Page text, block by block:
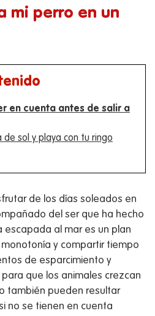
mi perro en un
en cuenta antes de salir a
de sol y playa con tu ringo
de los días soleados en
del ser que ha hecho
escapada al mar es un plan
y compartir tiempo
de esparcimiento y
que los animales crezcan
también pueden resultar
no se tienen en cuenta